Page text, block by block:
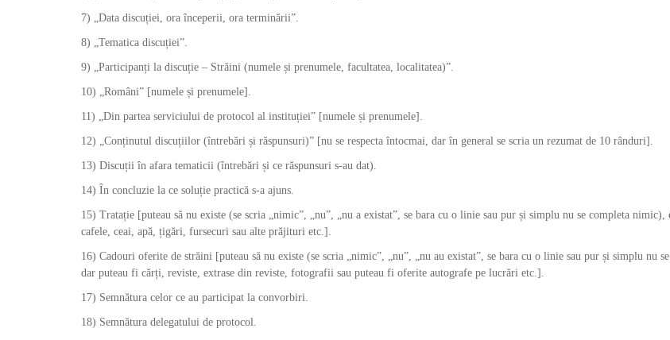
7) „Data discuției, ora începerii, ora terminării”.
8) „Tematica discuției”.
9) „Participanți la discuție – Străini (numele și prenumele, facultatea, localitatea)”.
10) „Români” [numele și prenumele].
11) „Din partea serviciului de protocol al instituției” [numele și prenumele].
12) „Conținutul discuțiilor (întrebări și răspunsuri)” [nu se respecta întocmai, dar în general se scria un rezumat de 10 rânduri].
13) Discuții în afara tematicii (întrebări și ce răspunsuri s-au dat).
14) În concluzie la ce soluție practică s-a ajuns.
15) Tratație [puteau să nu existe (se scria „nimic”, „nu”, „nu a existat”, se bara cu o linie sau pur și simplu nu se completa
cafele, ceai, apă, țigări, fursecuri sau alte prăjituri etc.].
16) Cadouri oferite de străini [puteau să nu existe (se scria „nimic”, „nu”, „nu au existat”, se bara cu o linie sau pur și simplu nu
dar puteau fi cărți, reviste, extrase din reviste, fotografii sau puteau fi oferite autografe pe lucrări etc.].
17) Semnătura celor ce au participat la convorbiri.
18) Semnătura delegatului de protocol.